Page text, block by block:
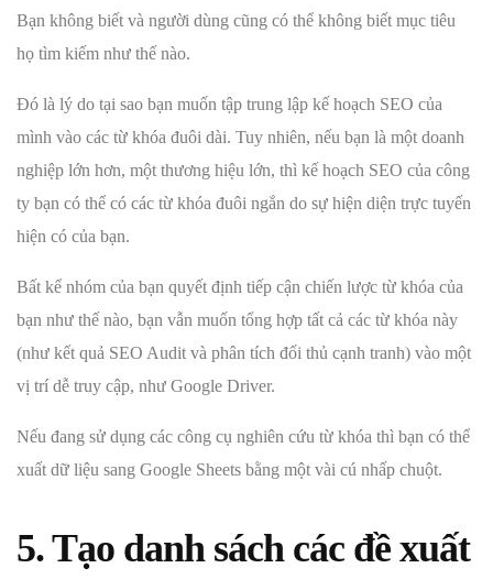
Bạn không biết và người dùng cũng có thể không biết mục tiêu
họ tìm kiếm như thế nào.
Đó là lý do tại sao bạn muốn tập trung lập kế hoạch SEO của
mình vào các từ khóa đuôi dài. Tuy nhiên, nếu bạn là một doanh
nghiệp lớn hơn, một thương hiệu lớn, thì kế hoạch SEO của công
ty bạn có thể có các từ khóa đuôi ngắn do sự hiện diện trực tuyến
hiện có của bạn.
Bất kể nhóm của bạn quyết định tiếp cận chiến lược từ khóa của
bạn như thế nào, bạn vẫn muốn tổng hợp tất cả các từ khóa này
(như kết quả SEO Audit và phân tích đối thủ cạnh tranh) vào một
vị trí dễ truy cập, như Google Driver.
Nếu đang sử dụng các công cụ nghiên cứu từ khóa thì bạn có thể
xuất dữ liệu sang Google Sheets bằng một vài cú nhấp chuột.
5. Tạo danh sách các đề xuất